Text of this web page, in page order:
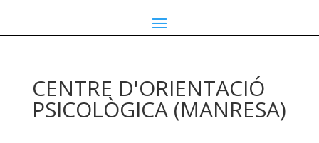
CENTRE D'ORIENTACIÓ
PSICOLÒGICA (MANRESA)